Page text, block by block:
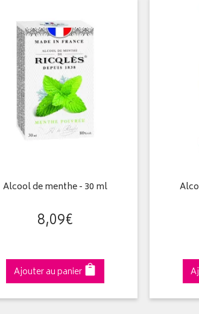
Alcool de menthe - 30 ml
8,09€
Ajouter au panier